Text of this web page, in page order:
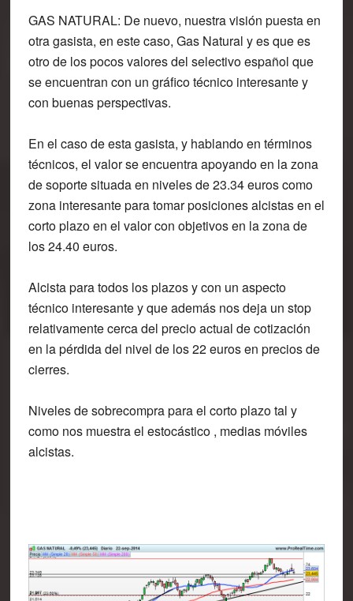
GAS NATURAL: De nuevo, nuestra visión puesta en
otra gasista, en este caso, Gas Natural y es que es
otro de los pocos valores del selectivo español que
se encuentran con un gráfico técnico interesante y
con buenas perspectivas.
En el caso de esta gasista, y hablando en términos
técnicos, el valor se encuentra apoyando en la zona
de soporte situada en niveles de 23.34 euros como
zona interesante para tomar posiciones alcistas en el
corto plazo en el valor con objetivos en la zona de
los 24.40 euros.
Alcista para todos los plazos y con un aspecto
técnico interesante y que además nos deja un stop
relativamente cerca del precio actual de cotización
en la pérdida del nivel de los 22 euros en precios de
cierres.
Niveles de sobrecompra para el corto plazo tal y
como nos muestra el estocástico , medias móviles
alcistas.